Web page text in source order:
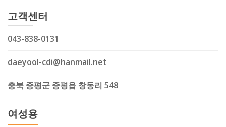
고객센터
043-838-0131
daeyool-cdi@hanmail.net
충북 증평군 증평읍 창동리 548
여성용